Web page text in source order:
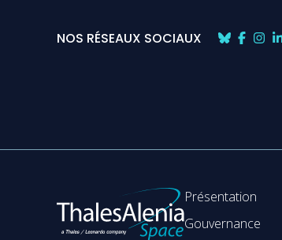
NOS RÉSEAUX SOCIAUX
Présentation
Gouvernance